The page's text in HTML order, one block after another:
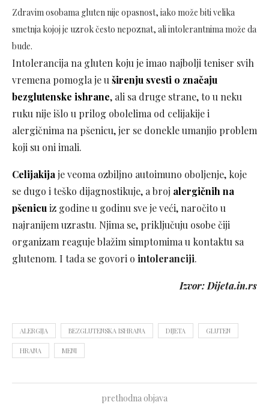
Zdravim osobama gluten nije opasnost, iako može biti velika
smetnja kojoj je uzrok često nepoznat, ali intolerantnima može da
bude.
Intolerancija na gluten koju je imao najbolji teniser svih
vremena pomogla je uširenju svesti o značaju
bezglutenske ishrane, ali sa druge strane, to u neku
ruku nije išlo u prilog obolelima od celijakije i
alergičnima na pšenicu, jer se donekle umanjio problem
koji su oni imali.
Celijakijaje veoma ozbiljno autoimuno oboljenje, koje
se dugo i teško dijagnostikuje, a broj alergičnih na
pšenicuiz godine u godinu sve je veći, naročito u
najranijem uzrastu. Njima se, priključuju osobe čiji
organizam reaguje blažim simptomima u kontaktu sa
glutenom. I tada se govori o intoleranciji.
Izvor: Dijeta.in.rs
ALERGIJA BEZGLUTENSKA ISHRANA DIJETA GLUTEN
HRANA MENI
prethodna objava